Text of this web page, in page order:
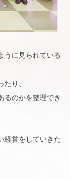
うに見られている
り、
るのかを整理でき
経営をしていきた